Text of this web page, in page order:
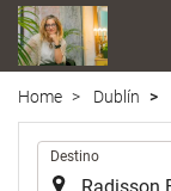
Home Dublín
Destino